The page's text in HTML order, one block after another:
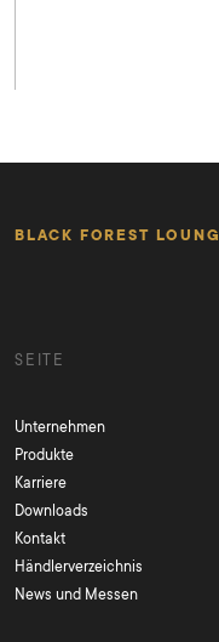
BLACK FOREST
SEITE
Unternehmen
Produkte
Karriere
Downloads
Kontakt
Händlerverzeichnis
News und Messen